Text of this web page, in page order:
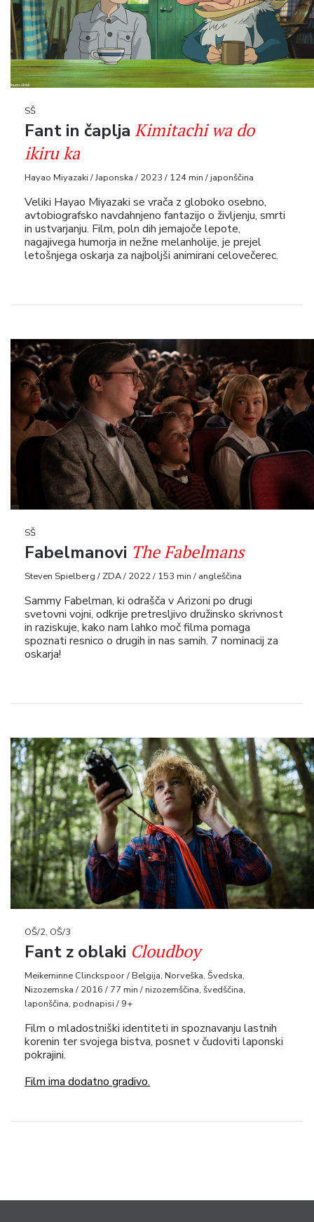
SŠ
Fant in čaplja Kimitachi wa do
ikiru ka
Hayao Miyazaki / Japonska / 2023 / 124 min / japonščina
Veliki Hayao Miyazaki se vrača z globoko osebno,
avtobiografsko navdahnjeno fantazijo o življenju, smrti
in ustvarjanju. Film, poln dih jemajoče lepote,
nagajivega humorja in nežne melanholije, je prejel
letošnjega oskarja za najboljši animirani celovečerec.
SŠ
Fabelmanovi The Fabelmans
Steven Spielberg / ZDA / 2022 / 153 min / angleščina
Sammy Fabelman, ki odrašča v Arizoni po drugi
svetovni vojni, odkrije pretresljivo družinsko skrivnost
in raziskuje, kako nam lahko moč filma pomaga
spoznati resnico o drugih in nas samih. 7 nominacij za
oskarja!
OŠ/2, OŠ/3
Fant z oblaki Cloudboy
Meikeminne Clinckspoor / Belgija, Norveška, Švedska,
Nizozemska / 2016 / 77 min / nizozemščina, švedščina,
laponščina, podnapisi / 9+
Film o mladostniški identiteti in spoznavanju lastnih
korenin ter svojega bistva, posnet v čudoviti laponski
pokrajini.
Film ima dodatno gradivo.